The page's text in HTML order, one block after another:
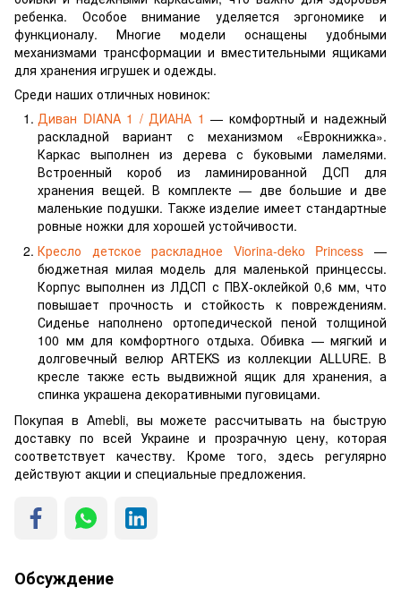
ребенка. Особое внимание уделяется эргономике и
функционалу. Многие модели оснащены удобными
механизмами трансформации и вместительными ящиками
для хранения игрушек и одежды.
Среди наших отличных новинок:
Диван DIANA 1 / ДИАНА 1 — комфортный и надежный
раскладной вариант с механизмом «Еврокнижка».
Каркас выполнен из дерева с буковыми ламелями.
Встроенный короб из ламинированной ДСП для
хранения вещей. В комплекте — две большие и две
маленькие подушки. Также изделие имеет стандартные
ровные ножки для хорошей устойчивости.
Кресло детское раскладное Viorina-deko Princess —
бюджетная милая модель для маленькой принцессы.
Корпус выполнен из ЛДСП с ПВХ-оклейкой 0,6 мм, что
повышает прочность и стойкость к повреждениям.
Сиденье наполнено ортопедической пеной толщиной
100 мм для комфортного отдыха. Обивка — мягкий и
долговечный велюр ARTEKS из коллекции ALLURE. В
кресле также есть выдвижной ящик для хранения, а
спинка украшена декоративными пуговицами.
Покупая в Amebli, вы можете рассчитывать на быструю
доставку по всей Украине и прозрачную цену, которая
соответствует качеству. Кроме того, здесь регулярно
действуют акции и специальные предложения.
Обсуждение